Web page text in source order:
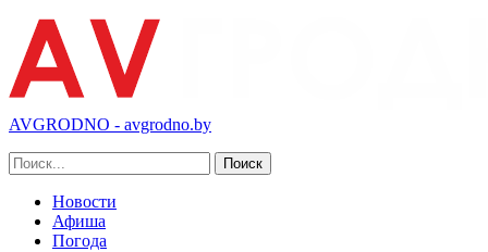
AVGRODNO - avgrodno.by
Новости
Афиша
Погода